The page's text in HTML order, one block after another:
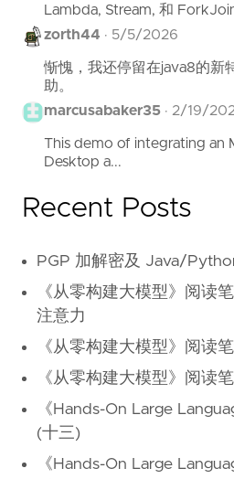
Lambda, Stream, 和
zorth44 · 5/5/2026
惭愧，我还停留在java8的新
助。
marcusabaker35 · 2/19/
This demo of integrating an
Desktop a...
Recent Posts
PGP 加解密及 Java/
《从零构建大模型》阅读
注意力
《从零构建大模型》阅读
《从零构建大模型》阅读
《Hands-On Large
(十三)
《Hands-On Large